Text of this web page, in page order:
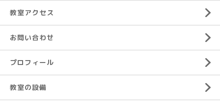
教室アクセス
お問い合わせ
プロフィール
教室の設備